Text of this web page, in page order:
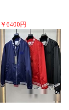
￥ 6400 円